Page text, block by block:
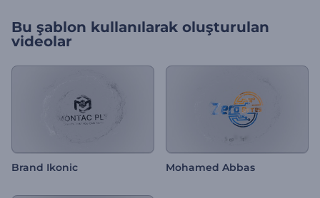
Bu şablon kullanılarak oluşturulan
videolar
Brand Ikonic Mohamed Abbas